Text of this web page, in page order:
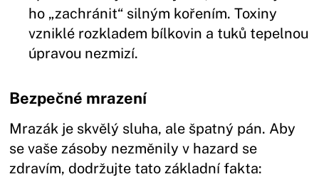
ho „zachránit“ silným kořením. Toxiny
vzniklé rozkladem bílkovin a tuků tepelnou
úpravou nezmizí.
Bezpečné mrazení
Mrazák je skvělý sluha, ale špatný pán. Aby
se vaše zásoby nezměnily v hazard se
zdravím, dodržujte tato základní fakta: